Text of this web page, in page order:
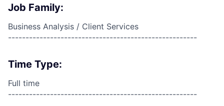
Job Family:
Business Analysis / Client Services
------------------------------------------------------
Time Type:
Full time
------------------------------------------------------